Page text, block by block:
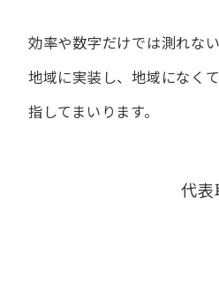
効率や数字だけでは測れな
地域に実装し、地域になく
指してまいります。
代